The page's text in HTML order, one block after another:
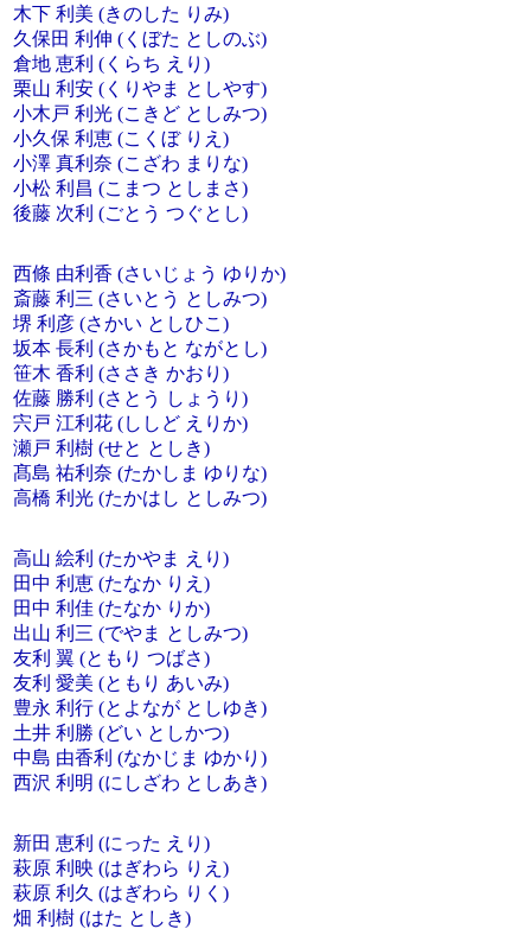
木下 利美 (きのした りみ)
久保田 利伸 (くぼた としのぶ)
倉地 恵利 (くらち えり)
栗山 利安 (くりやま としやす)
小木戸 利光 (こきど としみつ)
小久保 利恵 (こくぼ りえ)
小澤 真利奈 (こざわ まりな)
小松 利昌 (こまつ としまさ)
後藤 次利 (ごとう つぐとし)
西條 由利香 (さいじょう ゆりか)
斎藤 利三 (さいとう としみつ)
堺 利彦 (さかい としひこ)
坂本 長利 (さかもと ながとし)
笹木 香利 (ささき かおり)
佐藤 勝利 (さとう しょうり)
宍戸 江利花 (ししど えりか)
瀬戸 利樹 (せと としき)
髙島 祐利奈 (たかしま ゆりな)
高橋 利光 (たかはし としみつ)
高山 絵利 (たかやま えり)
田中 利恵 (たなか りえ)
田中 利佳 (たなか りか)
出山 利三 (でやま としみつ)
友利 翼 (ともり つばさ)
友利 愛美 (ともり あいみ)
豊永 利行 (とよなが としゆき)
土井 利勝 (どい としかつ)
中島 由香利 (なかじま ゆかり)
西沢 利明 (にしざわ としあき)
新田 恵利 (にった えり)
萩原 利映 (はぎわら りえ)
萩原 利久 (はぎわら りく)
畑 利樹 (はた としき)